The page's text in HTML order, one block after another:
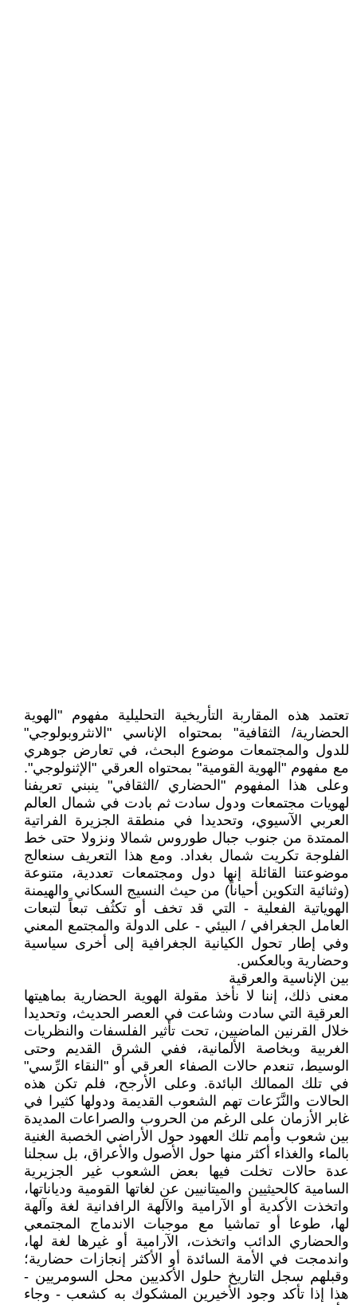
تعتمد هذه المقاربة التأريخية التحليلية مفهوم "الهوية
الحضارية/ الثقافية" بمحتواه الإناسي "الانثروبولوجي"
للدول والمجتمعات موضوع البحث، في تعارض جوهري
مع مفهوم "الهوية القومية" بمحتواه العرقي "الإثنولوجي".
وعلى هذا المفهوم "الحضاري /الثقافي" ينبني تعريفنا
لهويات مجتمعات ودول سادت ثم بادت في شمال العالم
العربي الآسيوي، وتحديدا في منطقة الجزيرة الفراتية
الممتدة من جنوب جبال طوروس شمالا ونزولا حتى خط
الفلوجة تكريت شمال بغداد. ومع هذا التعريف سنعالج
موضوعتنا القائلة إنها دول ومجتمعات تعددية، متنوعة
(وثنائية التكوين أحياناً) من حيث النسيج السكاني والهيمنة
الهوياتية الفعلية - التي قد تخف أو تكثُف تبعاً لتبعات
العامل الجغرافي / البيئي - على الدولة والمجتمع المعني
وفي إطار تحول الكيانية الجغرافية إلى أخرى سياسية
وحضارية وبالعكس.
بين الإناسية والعرقية
معنى ذلك، إننا لا نأخذ مقولة الهوية الحضارية بماهيتها
العرقية التي سادت وشاعت في العصر الحديث، وتحديدا
خلال القرنين الماضيين، تحت تأثير الفلسفات والنظريات
الغربية وبخاصة الألمانية، ففي الشرق القديم وحتى
الوسيط، تنعدم حالات الصفاء العرقي أو "النقاء الرِّسي"
في تلك الممالك البائدة. وعلى الأرجح، فلم تكن هذه
الحالات والنَّزَعات تهم الشعوب القديمة ودولها كثيرا في
غابر الأزمان على الرغم من الحروب والصراعات المديدة
بين شعوب وأمم تلك العهود حول الأراضي الخصبة الغنية
بالماء والغذاء أكثر منها حول الأصول والأعراق، بل سجلنا
عدة حالات تخلت فيها بعض الشعوب غير الجزيرية
السامية كالحيثيين والميتانيين عن لغاتها القومية ودياناتها،
واتخذت الأكدية أو الآرامية والآلهة الرافدانية لغة وآلهة
لها، طوعا أو تماشيا مع موجبات الاندماج المجتمعي
والحضاري الدائب واتخذت، الآرامية أو غيرها لغة لها،
واندمجت في الأمة السائدة أو الأكثر إنجازات حضارية؛
وقبلهم سجل التاريخ حلول الأكديين محل السومريين -
هذا إذا تأكد وجود الأخيرين المشكوك به كشعب - وجاء